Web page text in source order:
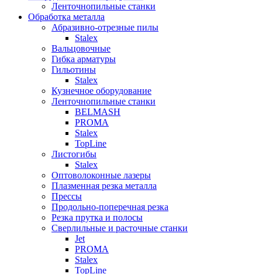
Ленточнопильные станки
Обработка металла
Абразивно-отрезные пилы
Stalex
Вальцовочные
Гибка арматуры
Гильотины
Stalex
Кузнечное оборудование
Ленточнопильные станки
BELMASH
PROMA
Stalex
TopLine
Листогибы
Stalex
Оптоволоконные лазеры
Плазменная резка металла
Прессы
Продольно-поперечная резка
Резка прутка и полосы
Сверлильные и расточные станки
Jet
PROMA
Stalex
TopLine